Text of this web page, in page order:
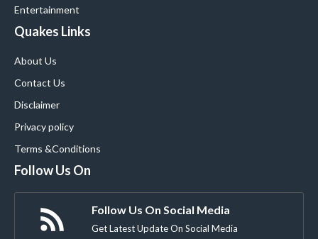
Entertainment
Quakes Links
About Us
Contact Us
Disclaimer
Privacy policy
Terms &Conditions
Follow Us On
Follow Us On Social Media
Get Latest Update On Social Media